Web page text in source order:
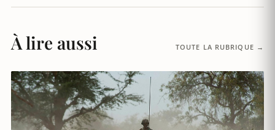
À lire aussi TOUTE LA RUBRIQUE →